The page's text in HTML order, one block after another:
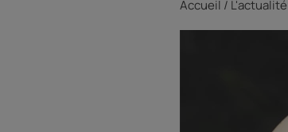
Accueil